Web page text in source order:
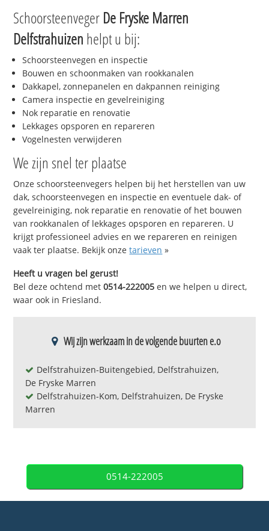
Schoorsteenveger De Fryske Marren
Delfstrahuizen helpt u bij:
Schoorsteenvegen en inspectie
Bouwen en schoonmaken van rookkanalen
Dakkapel, zonnepanelen en dakpannen reiniging
Camera inspectie en gevelreiniging
Nok reparatie en renovatie
Lekkages opsporen en repareren
Vogelnesten verwijderen
We zijn snel ter plaatse
Onze schoorsteenvegers helpen bij het herstellen van uw
dak, schoorsteenvegen en inspectie en eventuele dak- of
gevelreiniging, nok reparatie en renovatie of het bouwen
van rookkanalen of lekkages opsporen en repareren. U
krijgt professioneel advies en we repareren en reinigen
vaak ter plaatse. Bekijk onzetarieven »
Heeft u vragen bel gerust!
Bel deze ochtend met0514-222005 en we helpen u direct,
waar ook in Friesland.
Wij zijn werkzaam in de volgende buurten e.o
Delfstrahuizen-Buitengebied, Delfstrahuizen,
De Fryske Marren
Delfstrahuizen-Kom, Delfstrahuizen, De Fryske
Marren
0514-222005